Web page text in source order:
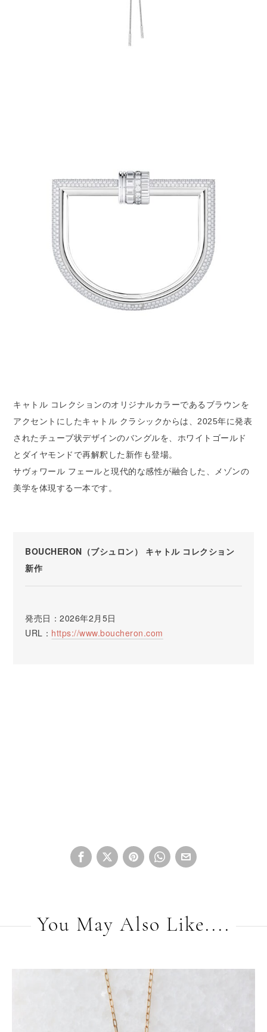
キャトル コレクションのオリジナルカラーであるブラウンを
アクセントにしたキャトル クラシックからは、2025年に発表
されたチューブ状デザインのバングルを、ホワイトゴールド
とダイヤモンドで再解釈した新作も登場。
サヴォワール フェールと現代的な感性が融合した、メゾンの
美学を体現する一本です。
BOUCHERON（ブシュロン） キャトル コレクション
新作
発売日：2026年2月5日
URL： https://www.boucheron.com
You May Also Like....